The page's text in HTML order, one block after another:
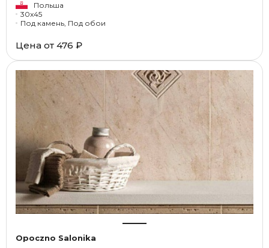
Польша
30x45
Под камень, Под обои
Цена от 476 ₽
Opoczno Salonika